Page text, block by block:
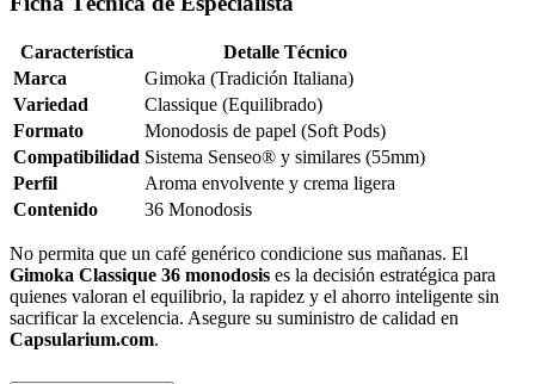
Característica
Detalle Técnico
Marca
Gimoka (Tradición Italiana)
Variedad
Classique (Equilibrado)
Formato
Monodosis de papel (Soft Pods)
Compatibilidad Sistema Senseo® y similares (55mm)
Perfil
Aroma envolvente y crema ligera
Contenido
36 Monodosis
No permita que un café genérico condicione sus mañanas. El
Gimoka Classique 36 monodosis es la decisión estratégica para
quienes valoran el equilibrio, la rapidez y el ahorro inteligente sin
sacrificar la excelencia. Asegure su suministro de calidad en
Capsularium.com.